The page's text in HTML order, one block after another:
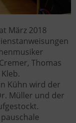
März 2018
Thomas
Kühn wird der
Müller und der